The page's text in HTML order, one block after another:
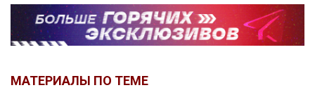
МАТЕРИАЛЫ ПО ТЕМЕ